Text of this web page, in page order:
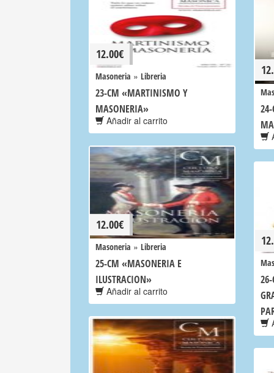
12.00€
Masoneria » Libreria
23-CM «MARTINISMO Y
MASONERIA»
Añadir al carrito
24-
12.00€
Masoneria » Libreria
25-CM «MASONERIA E
ILUSTRACION»
Añadir al carrito
26-